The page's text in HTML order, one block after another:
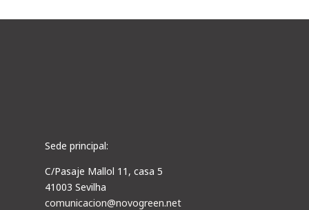
Sede principal:
C/Pasaje Mallol 11, casa 5
41003 Sevilha
comunicacion@novogreen.net